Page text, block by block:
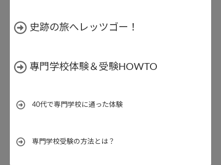
史跡の旅へレッツゴー！
專門学校体験＆受験HOWTO
40代で専門学校に通った体験
専門学校受験の方法とは？